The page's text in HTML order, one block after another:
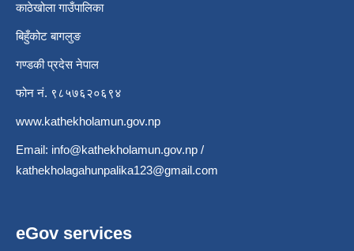
काठेखोला गाउँपालिका
बिहुँकोट बागलुङ
गण्डकी प्रदेस नेपाल
फोन नं. ९८५७६२०६९४
www.kathekholamun.gov.np
Email: info@kathekholamun.gov.np /
kathekholagahunpalika123@gmail.com
eGov services